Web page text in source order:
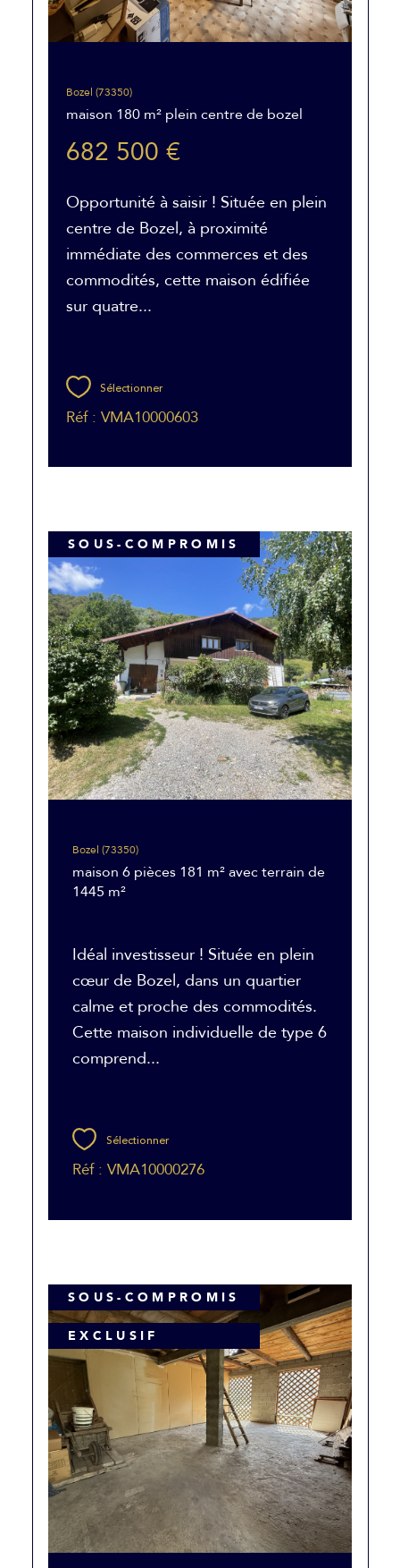
Bozel (73350)
maison 180 m² plein centre de bozel
682 500 €
Opportunité à saisir ! Située en plein
centre de Bozel, à proximité
immédiate des commerces et des
commodités, cette maison édifiée
sur quatre...
Sélectionner
Réf : VMA10000603
Bozel (73350)
maison 6 pièces 181 m² avec terrain de
1445 m²
Idéal investisseur ! Située en plein
cœur de Bozel, dans un quartier
calme et proche des commodités.
Cette maison individuelle de type 6
comprend...
Sélectionner
Réf : VMA10000276
SOUS-COMPROMIS
SOUS-COMPROMIS
EXCLUSIF